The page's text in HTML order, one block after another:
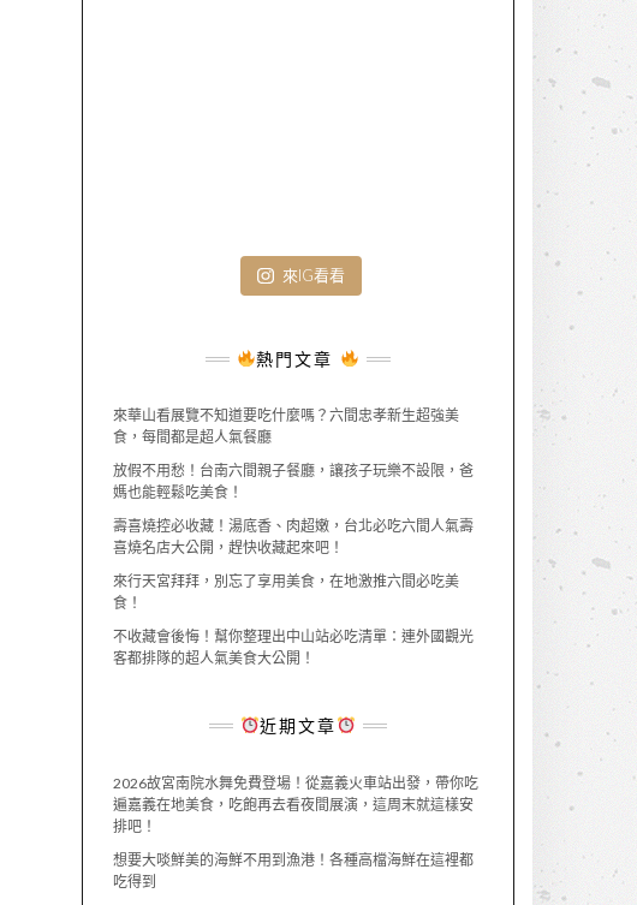
來IG看看
熱門文章
來華山看展覽不知道要吃什麼嗎？六間忠孝新生超強美
食，每間都是超人氣餐廳
放假不用愁！台南六間親子餐廳，讓孩子玩樂不設限，爸
媽也能輕鬆吃美食！
壽喜燒控必收藏！湯底香、肉超嫩，台北必吃六間人氣壽
喜燒名店大公開，趕快收藏起來吧！
來行天宮拜拜，別忘了享用美食，在地激推六間必吃美
食！
不收藏會後悔！幫你整理出中山站必吃清單：連外國觀光
客都排隊的超人氣美食大公開！
近期文章
2026故宮南院水舞免費登場！從嘉義火車站出發，帶你吃
遍嘉義在地美食，吃飽再去看夜間展演，這周末就這樣安
排吧！
想要大啖鮮美的海鮮不用到漁港！各種高檔海鮮在這裡都
吃得到